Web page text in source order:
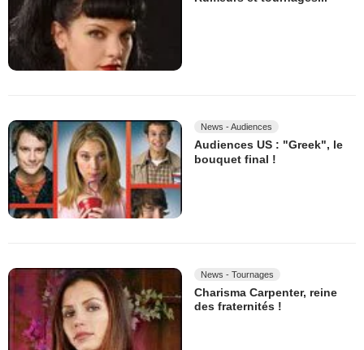
News - Audiences
Audiences US : "Greek", le
bouquet final !
News - Tournages
Charisma Carpenter, reine
des fraternités !